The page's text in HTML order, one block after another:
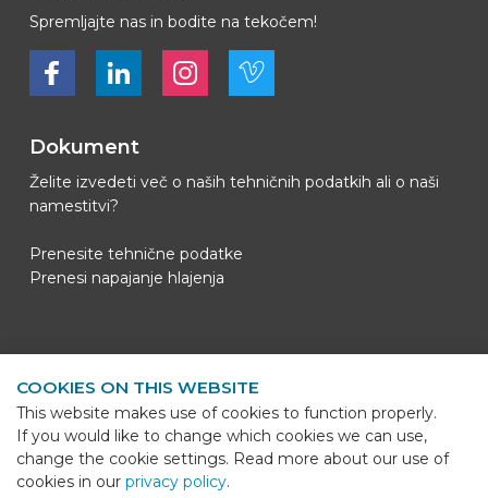
Spremljajte nas in bodite na tekočem!
Bekijk ons op FacebookBekijk ons op LinkedInBekijk ons op LinkedInBekijk ons op Vimeo
Dokument
Želite izvedeti več o naših tehničnih podatkih ali o naši
namestitvi?
Prenesite tehnične podatke
Prenesi napajanje hlajenja
BEKS Systems
Meerheide 58
5521 DZ Eersel
Telefoon+31 (0)85 - 064 58 92
COOKIES ON THIS WEBSITE
This website makes use of cookies to function properly.
If you would like to change which cookies we can use,
change the cookie settings. Read more about our use of
cookies in our privacy policy.